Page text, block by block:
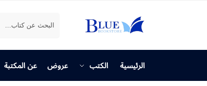
بحث
الرئيسية الكتب عروض عن المكتبة